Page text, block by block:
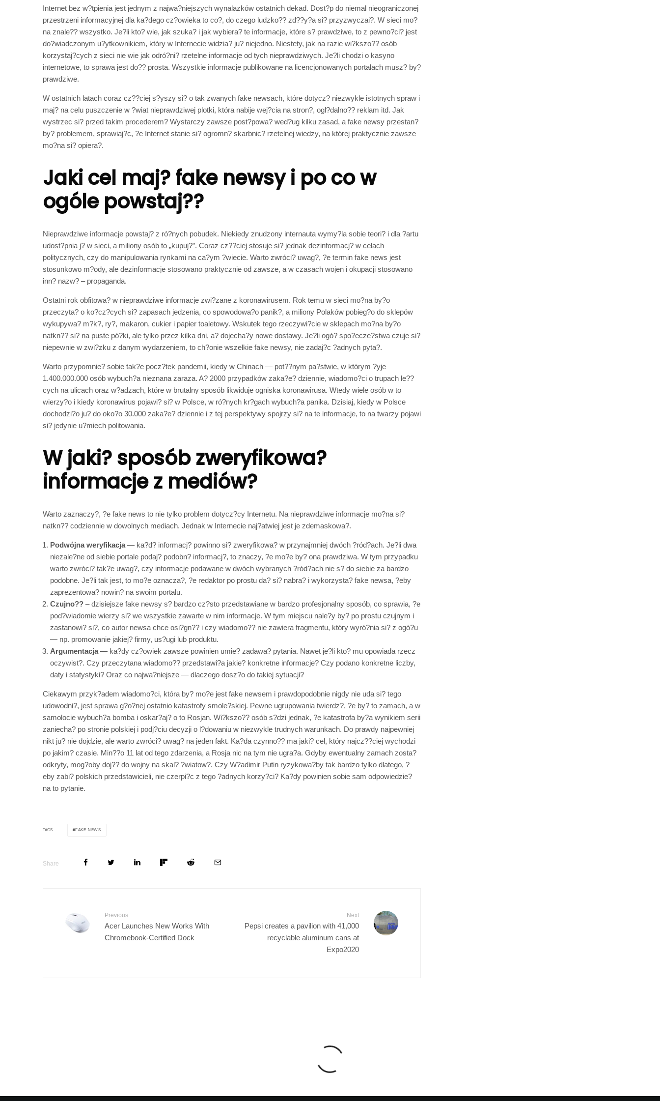
Internet bez w?tpienia jest jednym z najwa?niejszych wynalazków ostatnich dekad. Dost?p do niemal nieograniczonej
przestrzeni informacyjnej dla ka?dego cz?owieka to co?, do czego ludzko?? zd??y?a si? przyzwyczai?. W sieci mo?
na znale?? wszystko. Je?li kto? wie, jak szuka? i jak wybiera? te informacje, które s? prawdziwe, to z pewno?ci? jest
do?wiadczonym u?ytkownikiem, który w Internecie widzia? ju? niejedno. Niestety, jak na razie wi?kszo?? osób
korzystaj?cych z sieci nie wie jak odró?ni? rzetelne informacje od tych nieprawdziwych. Je?li chodzi o kasyno
internetowe, to sprawa jest do?? prosta. Wszystkie informacje publikowane na licencjonowanych portalach musz? by?
prawdziwe.
W ostatnich latach coraz cz??ciej s?yszy si? o tak zwanych fake newsach, które dotycz? niezwykle istotnych spraw i
maj? na celu puszczenie w ?wiat nieprawdziwej plotki, która nabije wej?cia na stron?, ogl?dalno?? reklam itd. Jak
wystrzec si? przed takim procederem? Wystarczy zawsze post?powa? wed?ug kilku zasad, a fake newsy przestan?
by? problemem, sprawiaj?c, ?e Internet stanie si? ogromn? skarbnic? rzetelnej wiedzy, na której praktycznie zawsze
mo?na si? opiera?.
Jaki cel maj? fake newsy i po co w
ogóle powstaj??
Nieprawdziwe informacje powstaj? z ró?nych pobudek. Niekiedy znudzony internauta wymy?la sobie teori? i dla ?artu
udost?pnia j? w sieci, a miliony osób to „kupuj?”. Coraz cz??ciej stosuje si? jednak dezinformacj? w celach
politycznych, czy do manipulowania rynkami na ca?ym ?wiecie. Warto zwróci? uwag?, ?e termin fake news jest
stosunkowo m?ody, ale dezinformacje stosowano praktycznie od zawsze, a w czasach wojen i okupacji stosowano
inn? nazw? – propaganda.
Ostatni rok obfitowa? w nieprawdziwe informacje zwi?zane z koronawirusem. Rok temu w sieci mo?na by?o
przeczyta? o ko?cz?cych si? zapasach jedzenia, co spowodowa?o panik?, a miliony Polaków pobieg?o do sklepów
wykupywa? m?k?, ry?, makaron, cukier i papier toaletowy. Wskutek tego rzeczywi?cie w sklepach mo?na by?o
natkn?? si? na puste pó?ki, ale tylko przez kilka dni, a? dojecha?y nowe dostawy. Je?li ogó? spo?ecze?stwa czuje si?
niepewnie w zwi?zku z danym wydarzeniem, to ch?onie wszelkie fake newsy, nie zadaj?c ?adnych pyta?.
Warto przypomnie? sobie tak?e pocz?tek pandemii, kiedy w Chinach — pot??nym pa?stwie, w którym ?yje
1.400.000.000 osób wybuch?a nieznana zaraza. A? 2000 przypadków zaka?e? dziennie, wiadomo?ci o trupach le??
cych na ulicach oraz w?adzach, które w brutalny sposób likwiduje ogniska koronawirusa. Wtedy wiele osób w to
wierzy?o i kiedy koronawirus pojawi? si? w Polsce, w ró?nych kr?gach wybuch?a panika. Dzisiaj, kiedy w Polsce
dochodzi?o ju? do oko?o 30.000 zaka?e? dziennie i z tej perspektywy spojrzy si? na te informacje, to na twarzy pojawi
si? jedynie u?miech politowania.
W jaki? sposób zweryfikowa?
informacje z mediów?
Warto zaznaczy?, ?e fake news to nie tylko problem dotycz?cy Internetu. Na nieprawdziwe informacje mo?na si?
natkn?? codziennie w dowolnych mediach. Jednak w Internecie naj?atwiej jest je zdemaskowa?.
Podwójna weryfikacja— ka?d? informacj? powinno si? zweryfikowa? w przynajmniej dwóch ?ród?ach. Je?li dwa
niezale?ne od siebie portale podaj? podobn? informacj?, to znaczy, ?e mo?e by? ona prawdziwa. W tym przypadku
warto zwróci? tak?e uwag?, czy informacje podawane w dwóch wybranych ?ród?ach nie s? do siebie za bardzo
podobne. Je?li tak jest, to mo?e oznacza?, ?e redaktor po prostu da? si? nabra? i wykorzysta? fake newsa, ?eby
zaprezentowa? nowin? na swoim portalu.
Czujno?? – dzisiejsze fake newsy s? bardzo cz?sto przedstawiane w bardzo profesjonalny sposób, co sprawia, ?e
pod?wiadomie wierzy si? we wszystkie zawarte w nim informacje. W tym miejscu nale?y by? po prostu czujnym i
zastanowi? si?, co autor newsa chce osi?gn?? i czy wiadomo?? nie zawiera fragmentu, który wyró?nia si? z ogó?u
— np. promowanie jakiej? firmy, us?ugi lub produktu.
Argumentacja— ka?dy cz?owiek zawsze powinien umie? zadawa? pytania. Nawet je?li kto? mu opowiada rzecz
oczywist?. Czy przeczytana wiadomo?? przedstawi?a jakie? konkretne informacje? Czy podano konkretne liczby,
daty i statystyki? Oraz co najwa?niejsze — dlaczego dosz?o do takiej sytuacji?
Ciekawym przyk?adem wiadomo?ci, która by? mo?e jest fake newsem i prawdopodobnie nigdy nie uda si? tego
udowodni?, jest sprawa g?o?nej ostatnio katastrofy smole?skiej. Pewne ugrupowania twierdz?, ?e by? to zamach, a w
samolocie wybuch?a bomba i oskar?aj? o to Rosjan. Wi?kszo?? osób s?dzi jednak, ?e katastrofa by?a wynikiem serii
zaniecha? po stronie polskiej i podj?ciu decyzji o l?dowaniu w niezwykle trudnych warunkach. Do prawdy najpewniej
nikt ju? nie dojdzie, ale warto zwróci? uwag? na jeden fakt. Ka?da czynno?? ma jaki? cel, który najcz??ciej wychodzi
po jakim? czasie. Min??o 11 lat od tego zdarzenia, a Rosja nic na tym nie ugra?a. Gdyby ewentualny zamach zosta?
odkryty, mog?oby doj?? do wojny na skal? ?wiatow?. Czy W?adimir Putin ryzykowa?by tak bardzo tylko dlatego, ?
eby zabi? polskich przedstawicieli, nie czerpi?c z tego ?adnych korzy?ci? Ka?dy powinien sobie sam odpowiedzie?
na to pytanie.
TAGS FAKE NEWS
Share
Previous
Acer Launches New Works With
Chromebook-Certified Dock
Next
Pepsi creates a pavilion with 41,000
recyclable aluminum cans at
Expo2020